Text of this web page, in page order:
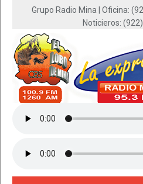
Grupo Radio Mina | Oficina:
Noticieros: